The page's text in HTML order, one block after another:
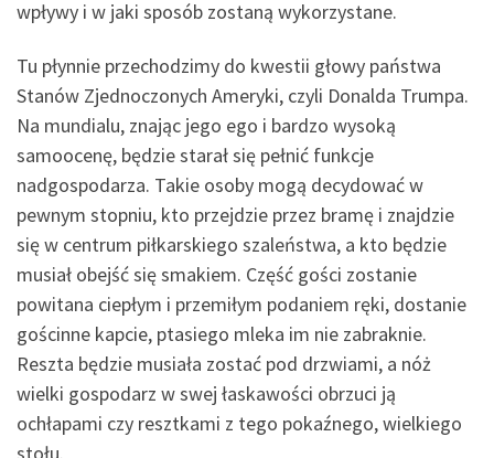
wpływy i w jaki sposób zostaną wykorzystane.
Tu płynnie przechodzimy do kwestii głowy państwa
Stanów Zjednoczonych Ameryki, czyli Donalda Trumpa.
Na mundialu, znając jego ego i bardzo wysoką
samoocenę, będzie starał się pełnić funkcje
nadgospodarza. Takie osoby mogą decydować w
pewnym stopniu, kto przejdzie przez bramę i znajdzie
się w centrum piłkarskiego szaleństwa, a kto będzie
musiał obejść się smakiem. Część gości zostanie
powitana ciepłym i przemiłym podaniem ręki, dostanie
gościnne kapcie, ptasiego mleka im nie zabraknie.
Reszta będzie musiała zostać pod drzwiami, a nóż
wielki gospodarz w swej łaskawości obrzuci ją
ochłapami czy resztkami z tego pokaźnego, wielkiego